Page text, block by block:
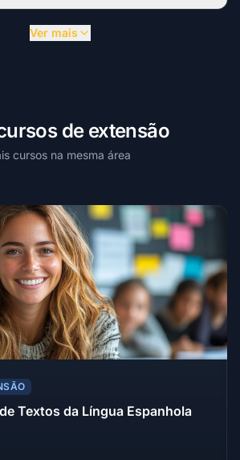
Ver mais
de extensão
cursos na mesma área
Textos da Língua Espanhola